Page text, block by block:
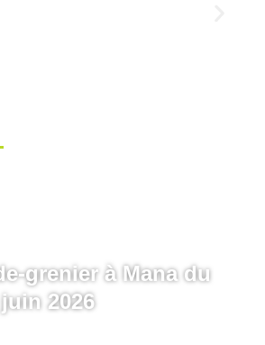
grenier à Mana du
2026